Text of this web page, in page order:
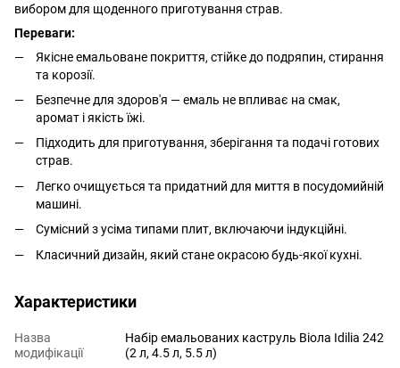
вибором для щоденного приготування страв.
Переваги:
Якісне емальоване покриття, стійке до подряпин, стирання
та корозії.
Безпечне для здоров'я — емаль не впливає на смак,
аромат і якість їжі.
Підходить для приготування, зберігання та подачі готових
страв.
Легко очищується та придатний для миття в посудомийній
машині.
Сумісний з усіма типами плит, включаючи індукційні.
Класичний дизайн, який стане окрасою будь-якої кухні.
Характеристики
Назва
модифікації
Набір емальованих каструль Віола Idilia 242
(2 л, 4.5 л, 5.5 л)